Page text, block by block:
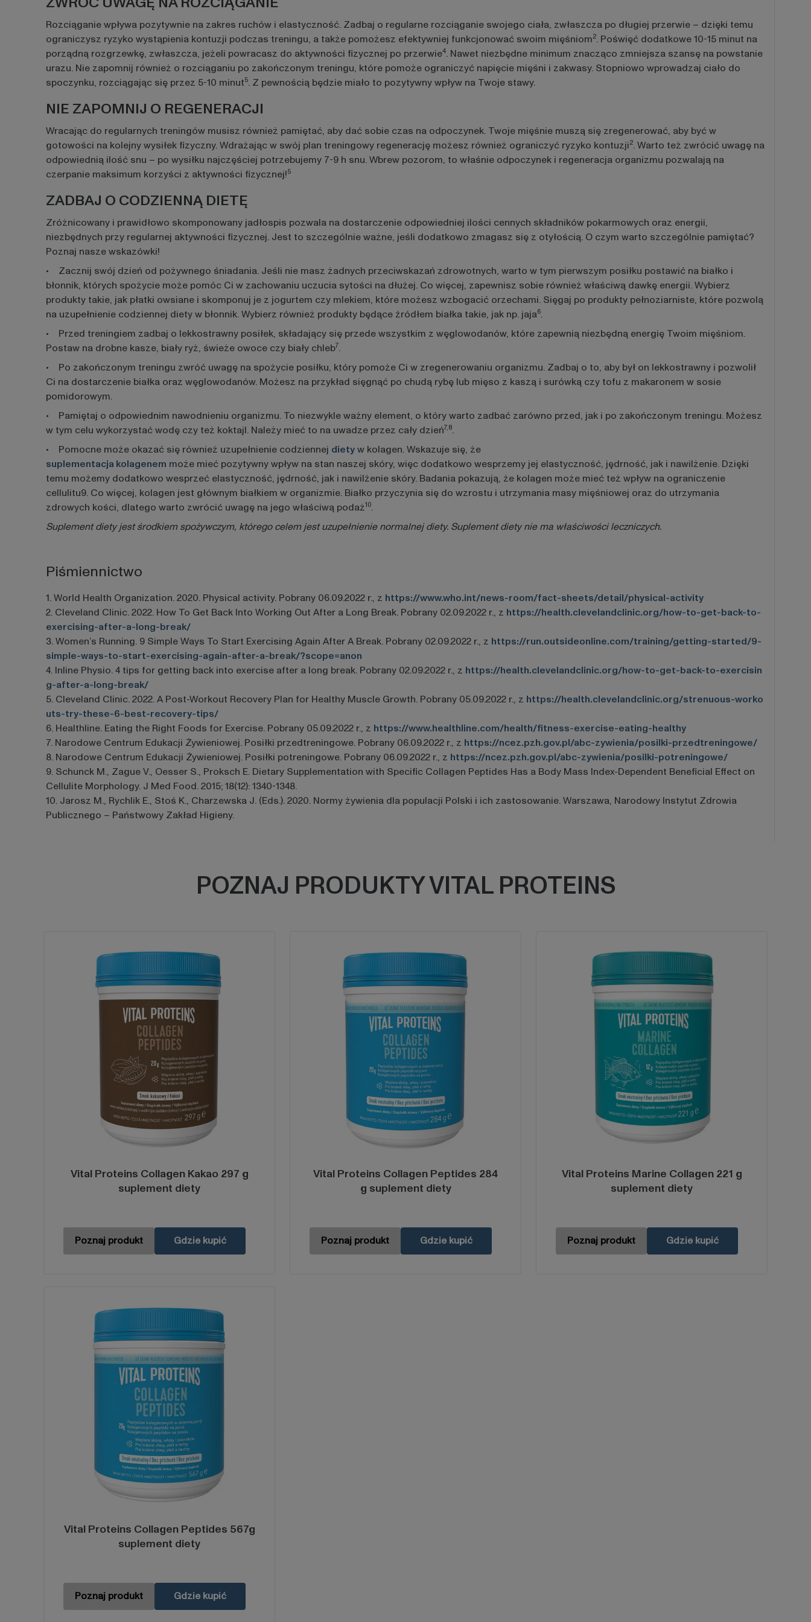
Rozciąganie wpływa pozytywnie na zakres ruchów i elastyczność. Zadbaj o regularne rozciąganie swojego ciała, zwłaszcza po długiej przerwie – dzięki temu
ograniczysz ryzyko wystąpienia kontuzji podczas treningu, a także pomożesz efektywniej funkcjonować swoim mięśniom2. Poświęć dodatkowe 10-15 minut na
porządną rozgrzewkę, zwłaszcza, jeżeli powracasz do aktywności fizycznej po przerwie4. Nawet niezbędne minimum znacząco zmniejsza szansę na powstanie
urazu. Nie zapomnij również o rozciąganiu po zakończonym treningu, które pomoże ograniczyć napięcie mięśni i zakwasy. Stopniowo wprowadzaj ciało do
spoczynku, rozciągając się przez 5-10 minut5. Z pewnością będzie miało to pozytywny wpływ na Twoje stawy.
NIE ZAPOMNIJ O REGENERACJI
Wracając do regularnych treningów musisz również pamiętać, aby dać sobie czas na odpoczynek. Twoje mięśnie muszą się zregenerować, aby być w
gotowości na kolejny wysiłek fizyczny. Wdrażając w swój plan treningowy regenerację możesz również ograniczyć ryzyko kontuzji2. Warto też zwrócić uwagę na
odpowiednią ilość snu – po wysiłku najczęściej potrzebujemy 7-9 h snu. Wbrew pozorom, to właśnie odpoczynek i regeneracja organizmu pozwalają na
czerpanie maksimum korzyści z aktywności fizycznej!5
ZADBAJ O CODZIENNĄ DIETĘ
Zróżnicowany i prawidłowo skomponowany jadłospis pozwala na dostarczenie odpowiedniej ilości cennych składników pokarmowych oraz energii,
niezbędnych przy regularnej aktywności fizycznej. Jest to szczególnie ważne, jeśli dodatkowo zmagasz się z otyłością. O czym warto szczególnie pamiętać?
Poznaj nasze wskazówki!
• Zacznij swój dzień od pożywnego śniadania. Jeśli nie masz żadnych przeciwskazań zdrowotnych, warto w tym pierwszym posiłku postawić na białko i
błonnik, których spożycie może pomóc Ci w zachowaniu uczucia sytości na dłużej. Co więcej, zapewnisz sobie również właściwą dawkę energii. Wybierz
produkty takie, jak płatki owsiane i skomponuj je z jogurtem czy mlekiem, które możesz wzbogacić orzechami. Sięgaj po produkty pełnoziarniste, które pozwolą
na uzupełnienie codziennej diety w błonnik. Wybierz również produkty będące źródłem białka takie, jak np. jaja6.
• Przed treningiem zadbaj o lekkostrawny posiłek, składający się przede wszystkim z węglowodanów, które zapewnią niezbędną energię Twoim mięśniom.
Postaw na drobne kasze, biały ryż, świeże owoce czy biały chleb7.
• Po zakończonym treningu zwróć uwagę na spożycie posiłku, który pomoże Ci w zregenerowaniu organizmu. Zadbaj o to, aby był on lekkostrawny i pozwolił
Ci na dostarczenie białka oraz węglowodanów. Możesz na przykład sięgnąć po chudą rybę lub mięso z kaszą i surówką czy tofu z makaronem w sosie
pomidorowym.
• Pamiętaj o odpowiednim nawodnieniu organizmu. To niezwykle ważny element, o który warto zadbać zarówno przed, jak i po zakończonym treningu. Możesz
w tym celu wykorzystać wodę czy też koktajl. Należy mieć to na uwadze przez cały dzień7,8.
• Pomocne może okazać się również uzupełnienie codziennej dietyw kolagen. Wskazuje się, że
suplementacja kolagenem może mieć pozytywny wpływ na stan naszej skóry, więc dodatkowo wesprzemy jej elastyczność, jędrność, jak i nawilżenie. Dzięki
temu możemy dodatkowo wesprzeć elastyczność, jędrność, jak i nawilżenie skóry. Badania pokazują, że kolagen może mieć też wpływ na ograniczenie
cellulitu9. Co więcej, kolagen jest głównym białkiem w organizmie. Białko przyczynia się do wzrostu i utrzymania masy mięśniowej oraz do utrzymania
zdrowych kości, dlatego warto zwrócić uwagę na jego właściwą podaż10.
Suplement diety jest środkiem spożywczym, którego celem jest uzupełnienie normalnej diety. Suplement diety nie ma właściwości leczniczych.
Piśmiennictwo
1. World Health Organization. 2020. Physical activity. Pobrany 06.09.2022 r., z https://www.who.int/news-room/fact-sheets/detail/physical-activity
2. Cleveland Clinic. 2022. How To Get Back Into Working Out After a Long Break. Pobrany 02.09.2022 r., z https://health.clevelandclinic.org/how-to-get-back-to-
exercising-after-a-long-break/
3. Women’s Running. 9 Simple Ways To Start Exercising Again After A Break. Pobrany 02.09.2022 r., z https://run.outsideonline.com/training/getting-started/9-
simple-ways-to-start-exercising-again-after-a-break/?scope=anon
4. Inline Physio. 4 tips for getting back into exercise after a long break. Pobrany 02.09.2022 r., z https://health.clevelandclinic.org/how-to-get-back-to-exercisin
g-after-a-long-break/
5. Cleveland Clinic. 2022. A Post-Workout Recovery Plan for Healthy Muscle Growth. Pobrany 05.09.2022 r., z https://health.clevelandclinic.org/strenuous-worko
uts-try-these-6-best-recovery-tips/
6. Healthline. Eating the Right Foods for Exercise. Pobrany 05.09.2022 r., z https://www.healthline.com/health/fitness-exercise-eating-healthy
7. Narodowe Centrum Edukacji Żywieniowej. Posiłki przedtreningowe. Pobrany 06.09.2022 r., z https://ncez.pzh.gov.pl/abc-zywienia/posilki-przedtreningowe/
8. Narodowe Centrum Edukacji Żywieniowej. Posiłki potreningowe. Pobrany 06.09.2022 r., z https://ncez.pzh.gov.pl/abc-zywienia/posilki-potreningowe/
9. Schunck M., Zague V., Oesser S., Proksch E. Dietary Supplementation with Specific Collagen Peptides Has a Body Mass Index-Dependent Beneficial Effect on
Cellulite Morphology. J Med Food. 2015; 18(12): 1340-1348.
10. Jarosz M., Rychlik E., Stoś K., Charzewska J. (Eds.). 2020. Normy żywienia dla populacji Polski i ich zastosowanie. Warszawa, Narodowy Instytut Zdrowia
Publicznego – Państwowy Zakład Higieny.
POZNAJ PRODUKTY VITAL PROTEINS
Vital Proteins Collagen Kakao 297 g
suplement diety
Poznaj produkt Gdzie kupić
Vital Proteins Collagen Peptides 284
g suplement diety
Poznaj produkt Gdzie kupić
Vital Proteins Marine Collagen 221 g
suplement diety
Poznaj produkt Gdzie kupić
Vital Proteins Collagen Peptides 567g
suplement diety
Poznaj produkt Gdzie kupić